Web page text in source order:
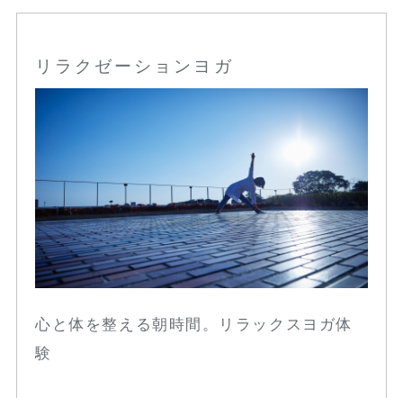
リラクゼーションヨガ
心と体を整える朝時間。リラックスヨガ体
験